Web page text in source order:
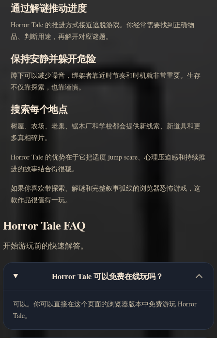
通过解谜推动进度
Horror Tale 的推进方式接近逃脱游戏。你经常需要找到正确物
品、判断用途，再解开对应谜题。
保持安静并躲开危险
蹲下可以减少噪音，绑架者靠近时节奏和时机就非常重要。生存
不仅靠探索，也靠谨慎。
搜索每个地点
树屋、农场、老巢、锯木厂和学校都会提供新线索、新道具和更
多真相碎片。
Horror Tale 的优势在于它把适度 jump scare、心理压迫感和持续推
进的故事结合得很稳。
如果你喜欢带探索、解谜和完整叙事弧线的浏览器恐怖游戏，这
款作品很值得一玩。
Horror Tale FAQ
开始游玩前的快速解答。
Horror Tale 可以免费在线玩吗？
可以。你可以直接在这个页面的浏览器版本中免费游玩 Horror
Tale。